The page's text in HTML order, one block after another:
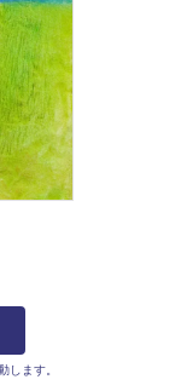
ます。